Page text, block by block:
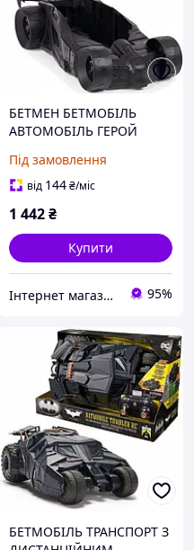
БЕТМЕН БЕТМОБІЛЬ
АВТОМОБІЛЬ ГЕРОЙ
COMICS
Під замовлення
від 144₴/міс
1 442₴
Купити
Інтернет магазин - Маркет 95%
БЕТМОБІЛЬ ТРАНСПОРТ З